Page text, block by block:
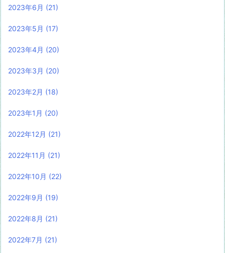
2023年6月 (21)
2023年5月 (17)
2023年4月 (20)
2023年3月 (20)
2023年2月 (18)
2023年1月 (20)
2022年12月 (21)
2022年11月 (21)
2022年10月 (22)
2022年9月 (19)
2022年8月 (21)
2022年7月 (21)